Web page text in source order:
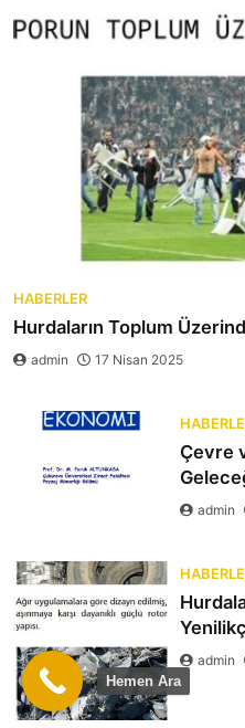
HABERLER
Hurdaların Toplum
admin 17 Nisan 2025
Çevre
admin
admin
Hemen Ara